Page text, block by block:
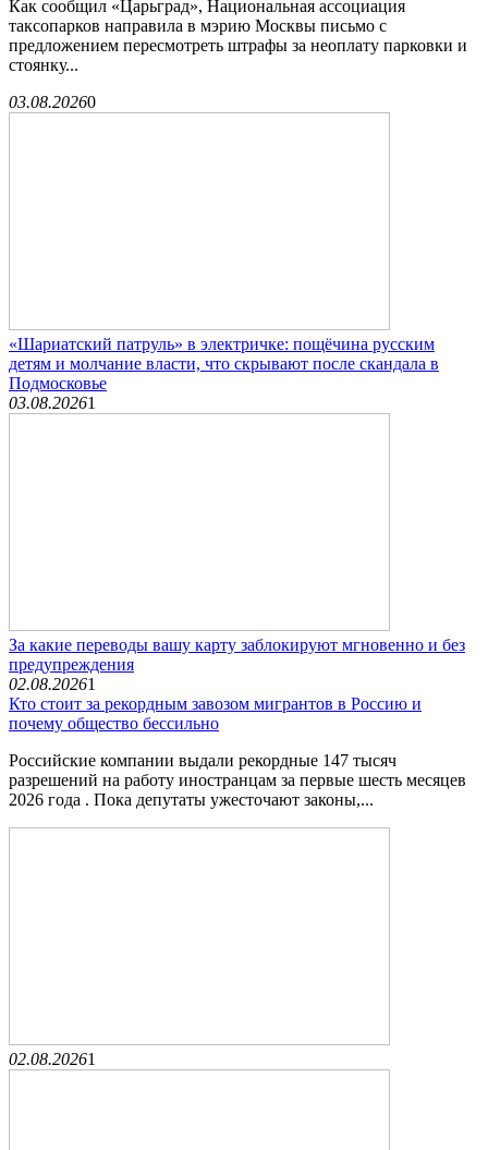
Как сообщил «Царьград», Национальная ассоциация
таксопарков направила в мэрию Москвы письмо с
предложением пересмотреть штрафы за неоплату парковки и
стоянку...
03.08.20260
«Шариатский патруль» в электричке: пощёчина русским
детям и молчание власти, что скрывают после скандала в
Подмосковье
03.08.20261
За какие переводы вашу карту заблокируют мгновенно и без
предупреждения
02.08.20261
Кто стоит за рекордным завозом мигрантов в Россию и
почему общество бессильно
Российские компании выдали рекордные 147 тысяч
разрешений на работу иностранцам за первые шесть месяцев
2026 года . Пока депутаты ужесточают законы,...
02.08.20261